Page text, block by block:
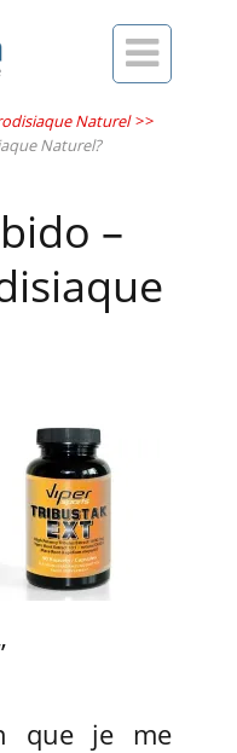

Naturel >>
Naturel?
–
que je me